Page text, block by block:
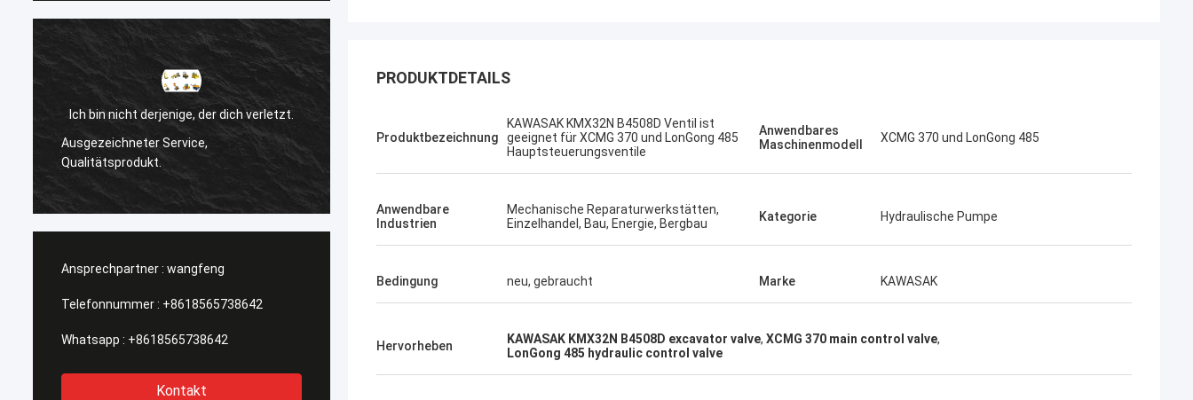
Ich bin nicht derjenige, der dich verletzt.
Ausgezeichneter Service,
Qualitätsprodukt.
Sanёк Нижегородский
Management-Service, schnell und schnell.
Erdenetumur Kampana
ein angenehmes Einkaufen
und freundlich. Ausgezeichneter Service
Ansprechpartner : wangfeng
Telefonnummer : +8618565738642
Whatsapp : +8618565738642
Kontakt
PRODUKTDETAILS
Produktbezeichnung
KAWASAK KMX32N B4508D Ventil ist
geeignet für XCMG 370 und LonGong 485
Hauptsteuerungsventile
Anwendbares
Maschinenmodell
XCMG 370 und LonGong 485
Anwendbare
Industrien
Mechanische Reparaturwerkstätten,
Einzelhandel, Bau, Energie, Bergbau
Kategorie Hydraulische Pumpe
Bedingung neu, gebraucht Marke KAWASAK
Hervorheben KAWASAK KMX32N B4508D excavator valve, XCMG 370 main control valve,
LonGong 485 hydraulic control valve